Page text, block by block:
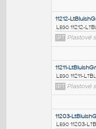
11213-
Lego
IPT
11212-
Lego